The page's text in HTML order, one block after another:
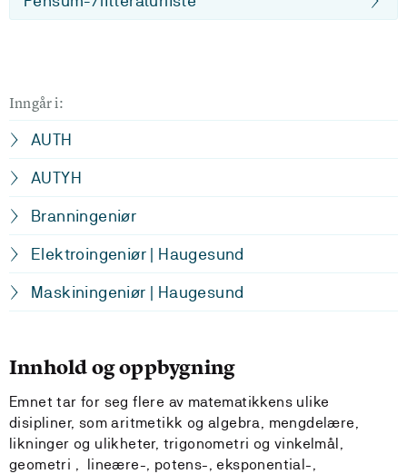
Inngår i:
AUTH
AUTYH
Branningeniør
Elektroingeniør | Haugesund
Maskiningeniør | Haugesund
Innhold og oppbygning
Emnet tar for seg flere av matematikkens ulike
disipliner, som aritmetikk og algebra, mengdelære,
likninger og ulikheter, trigonometri og vinkelmål,
geometri , lineære-, potens-, eksponential-,